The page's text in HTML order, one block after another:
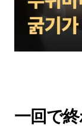
一回で